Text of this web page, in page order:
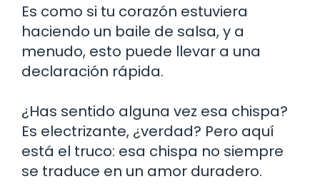
Es como si tu corazón estuviera
haciendo un baile de salsa, y a
menudo, esto puede llevar a una
declaración rápida.
¿Has sentido alguna vez esa chispa?
Es electrizante, ¿verdad? Pero aquí
está el truco: esa chispa no siempre
se traduce en un amor duradero.